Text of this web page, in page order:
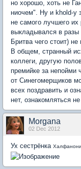
но хорошо, хоть не
ниочем". Ну и khold-у
не самого лучшего
выкладывался в
Бритва чего стоит) не
В общем, странный
коллеги, другую
премийке за непойми
от Синегомерщиков
всех поздравить и
нет, ознакомляться
Morgana
02 Dec 2012
Ух сестрёнка